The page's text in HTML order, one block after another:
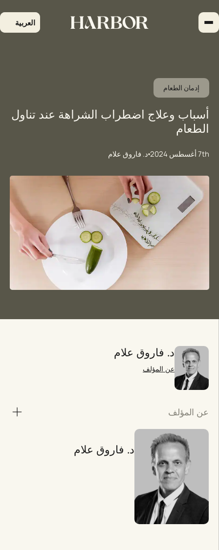
إلى
المحتوى
العربية
إدمان الطعام
أسباب وعلاج اضطراب الشراهة عند تناول
الطعام
7th أغسطس 2024 د. فاروق علام
د. فاروق علام
عن المؤلف
عن المؤلف
د. فاروق علام